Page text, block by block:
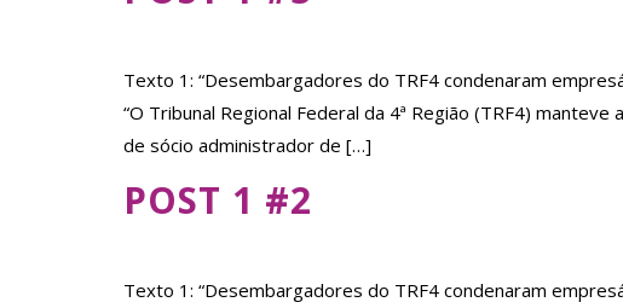
Texto 1: “Desembargadores do TRF4 condenaram
“O Tribunal Regional Federal da 4ª Região (TRF4)
de sócio administrador de […]
POST 1 #2
Texto 1: “Desembargadores do TRF4 condenaram